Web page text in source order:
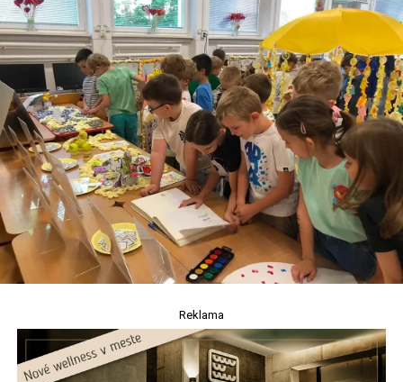
Reklama